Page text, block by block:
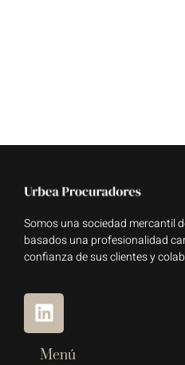
Somos una sociedad mercantil
basados una profesionalidad
confianza de sus clientes y
Menú